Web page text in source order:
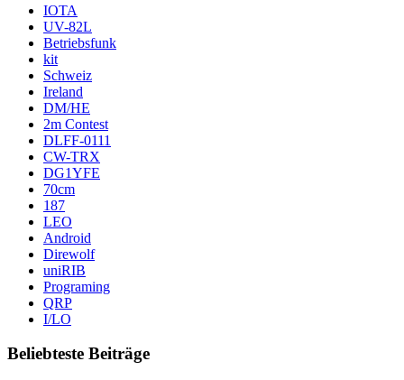
IOTA
UV-82L
Betriebsfunk
kit
Schweiz
Ireland
DM/HE
2m Contest
DLFF-0111
CW-TRX
DG1YFE
70cm
187
LEO
Android
Direwolf
uniRIB
Programing
QRP
I/LO
Beliebteste Beiträge